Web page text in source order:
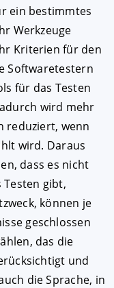
ein bestimmtes
Werkzeuge
Kriterien für den
Softwaretestern
für das Testen
wird mehr
reduziert, wenn
wird. Daraus
dass es nicht
Testen gibt,
können je
geschlossen
das die
und
die Sprache, in